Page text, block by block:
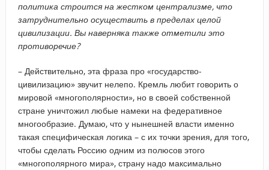
политика строится на жестком централизме, что
затруднительно осуществить в пределах целой
цивилизации. Вы наверняка также отметили это
противоречие?
– Действительно, эта фраза про «государство-
цивилизацию» звучит нелепо. Кремль любит говорить о
мировой «многополярности», но в своей собственной
стране уничтожил любые намеки на федеративное
многообразие. Думаю, что у нынешней власти именно
такая специфическая логика – с их точки зрения, для того,
чтобы сделать Россию одним из полюсов этого
«многополярного мира», страну надо максимально